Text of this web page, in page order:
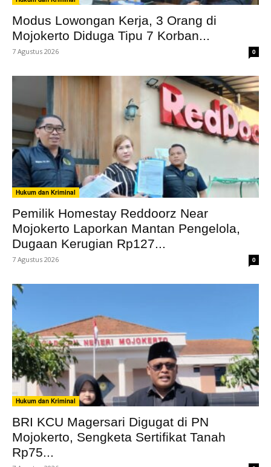
Modus Lowongan Kerja, 3 Orang di
Mojokerto Diduga Tipu 7 Korban...
7 Agustus 2026 0
Hukum dan Kriminal
Pemilik Homestay Reddoorz Near
Mojokerto Laporkan Mantan Pengelola,
Dugaan Kerugian Rp127...
7 Agustus 2026 0
Hukum dan Kriminal
BRI KCU Magersari Digugat di PN
Mojokerto, Sengketa Sertifikat Tanah
Rp75...